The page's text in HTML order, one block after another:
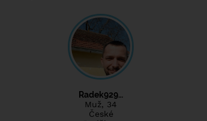
Radek929…
Muž, 34
České